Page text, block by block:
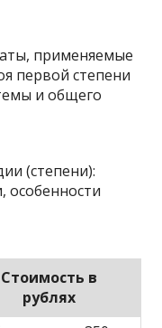
применяемые
первой степени
и общего
Стоимость в
рублях